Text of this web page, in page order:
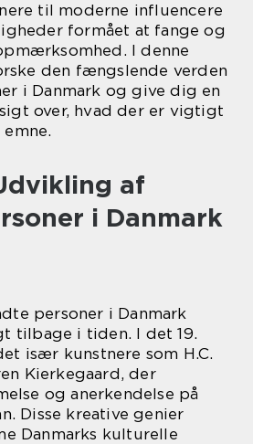
til moderne influencere
formået at fange og
I denne
den fængslende verden
i Danmark og give dig en
over, hvad der er vigtigt
af
i Danmark
personer i Danmark
tilbage i tiden. I det 19.
især kunstnere som H.C.
Kierkegaard, der
og anerkendelse på
Disse kreative genier
Danmarks kulturelle